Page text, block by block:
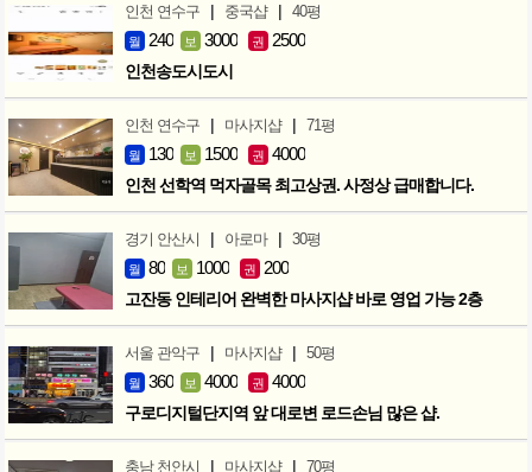
인천 연수구 | 중국샵 | 40평
월 240 보 3000 권 2500
인천송도시도시
인천 연수구 | 마사지샵 | 71평
월 130 보 1500 권 4000
인천 선학역 먹자골목 최고상권. 사정상 급매합니다.
경기 안산시 | 아로마 | 30평
월 80 보 1000 권 200
고잔동 인테리어 완벽한 마사지샵 바로 영업 가능 2층
서울 관악구 | 마사지샵 | 50평
월 360 보 4000 권 4000
구로디지털단지역 앞 대로변 로드손님 많은 샵.
충남 천안시 | 마사지샵 | 70평